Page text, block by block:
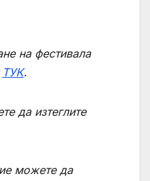
на фестивала
ТУК.
да изтеглите
можете да